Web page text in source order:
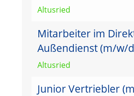
Altusried
Mitarbeiter im
Außendienst (m/w/
Altusried
Junior Vertriebler